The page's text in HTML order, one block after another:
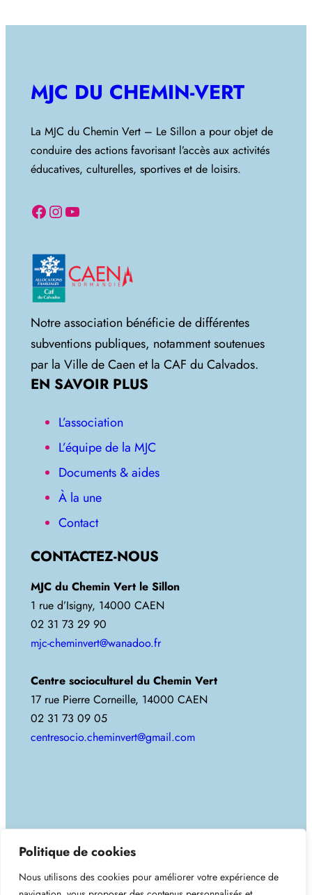
Politique de cookies
Nous utilisons des cookies pour améliorer votre expérience de
MJC DU CHEMIN-VERT
La MJC du Chemin Vert – Le Sillon a pour objet de
conduire des actions favorisant l’accès aux activités
éducatives, culturelles, sportives et de loisirs.
Facebook Instagram YouTube
Notre association bénéficie de différentes
subventions publiques, notamment soutenues
par la Ville de Caen et la CAF du Calvados.
EN SAVOIR PLUS
L’association
L’équipe de la MJC
Documents & aides
À la une
Contact
CONTACTEZ-NOUS
MJC du Chemin Vert le Sillon
1 rue d’Isigny, 14000 CAEN
02 31 73 29 90
mjc-cheminvert@wanadoo.fr
Centre socioculturel du Chemin Vert
17 rue Pierre Corneille, 14000 CAEN
02 31 73 09 05
centresocio.cheminvert@gmail.com
MJC du Chemin-Vert